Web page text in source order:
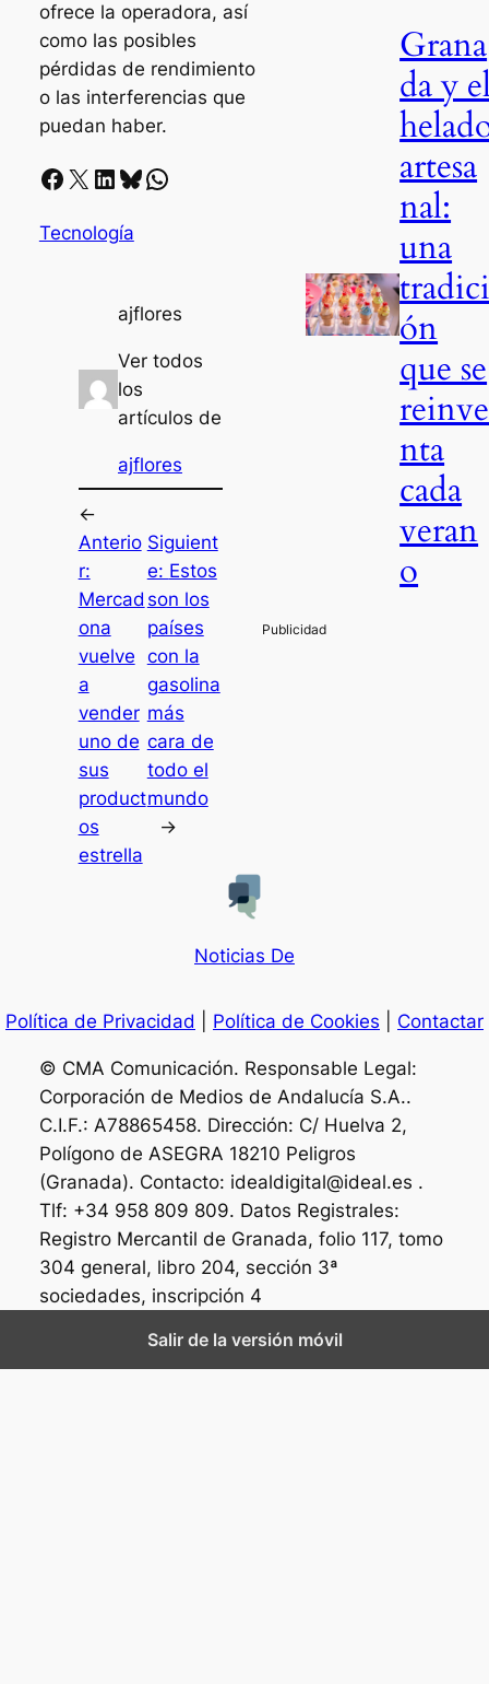
ofrece la operadora, así
como las posibles
pérdidas de rendimiento
o las interferencias que
puedan haber.
Facebook X LinkedIn Bluesky Whatsapp
Tecnología
ajflores
Ver todos
los
artículos de
ajflores
←
Anterio
r:
Mercad
ona
vuelve
a
vender
uno de
sus
product
os
estrella
Siguient
e: Estos
son los
países
con la
gasolina
más
cara de
todo el
mundo
→
Grana
da y
artesa
nal:
una
ón
que se
reinve
nta
cada
veran
o
Noticias De
Política de Privacidad Política de Cookies Contactar
© CMA Comunicación. Responsable Legal:
Corporación de Medios de Andalucía S.A..
C.I.F.: A78865458. Dirección: C/ Huelva 2,
Polígono de ASEGRA 18210 Peligros
(Granada). Contacto: idealdigital@ideal.es .
Tlf: +34 958 809 809. Datos Registrales:
Registro Mercantil de Granada, folio 117, tomo
304 general, libro 204, sección 3ª
sociedades, inscripción 4
Salir de la versión móvil